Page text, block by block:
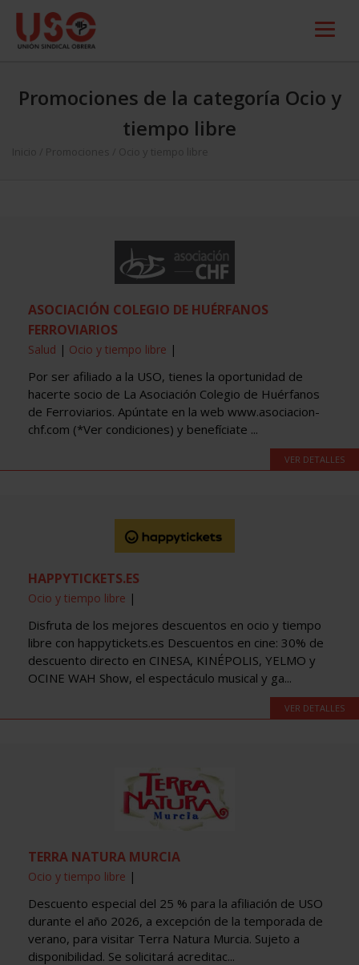
Promociones de la categoría Ocio y
tiempo libre
Inicio Promociones Ocio y tiempo libre
ASOCIACIÓN COLEGIO DE HUÉRFANOS
FERROVIARIOS
Salud | Ocio y tiempo libre |
Por ser afiliado a la USO, tienes la oportunidad de
hacerte socio de La Asociación Colegio de Huérfanos
de Ferroviarios. Apúntate en la web www.asociacion-
chf.com (*Ver condiciones) y benefíciate ...
VER DETALLES
HAPPYTICKETS.ES
Ocio y tiempo libre |
Disfruta de los mejores descuentos en ocio y tiempo
libre con happytickets.es Descuentos en cine: 30% de
descuento directo en CINESA, KINÉPOLIS, YELMO y
OCINE WAH Show, el espectáculo musical y ga...
VER DETALLES
TERRA NATURA MURCIA
Ocio y tiempo libre |
Descuento especial del 25 % para la afiliación de USO
durante el año 2026, a excepción de la temporada de
verano, para visitar Terra Natura Murcia. Sujeto a
disponibilidad. Se solicitará acreditac...